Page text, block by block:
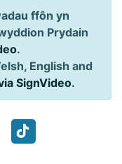
ffôn yn
Prydain
.
English and
SignVideo.